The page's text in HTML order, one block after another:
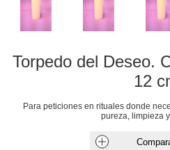
Torpedo del Deseo.
12
Para peticiones en rituales donde
pureza, limpieza